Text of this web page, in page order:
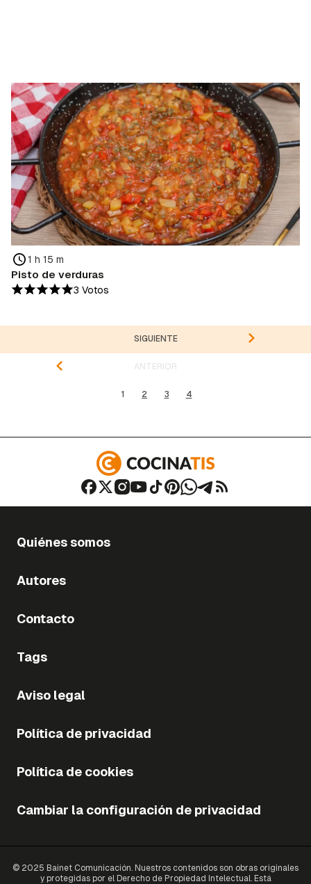
1 h 15 m
Pisto de verduras
3 Votos
ANTERIOR
1 2 3 4
SIGUIENTE
Quiénes somos
Autores
Contacto
Tags
Aviso legal
Política de privacidad
Política de cookies
Cambiar la configuración de privacidad
© 2025 Bainet Comunicación. Nuestros contenidos son obras originales
y protegidas por el Derecho de Propiedad Intelectual. Está